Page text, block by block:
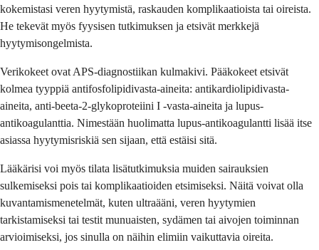
kokemistasi veren hyytymistä, raskauden komplikaatioista tai oireista.
He tekevät myös fyysisen tutkimuksen ja etsivät merkkejä
hyytymisongelmista.
Verikokeet ovat APS-diagnostiikan kulmakivi. Pääkokeet etsivät
kolmea tyyppiä antifosfolipidivasta-aineita: antikardiolipidivasta-
aineita, anti-beeta-2-glykoproteiini I -vasta-aineita ja lupus-
antikoagulanttia. Nimestään huolimatta lupus-antikoagulantti lisää itse
asiassa hyytymisriskiä sen sijaan, että estäisi sitä.
Lääkärisi voi myös tilata lisätutkimuksia muiden sairauksien
sulkemiseksi pois tai komplikaatioiden etsimiseksi. Näitä voivat olla
kuvantamismenetelmät, kuten ultraääni, veren hyytymien
tarkistamiseksi tai testit munuaisten, sydämen tai aivojen toiminnan
arvioimiseksi, jos sinulla on näihin elimiin vaikuttavia oireita.